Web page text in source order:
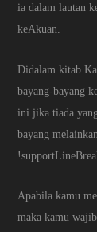
ia dalam lautan
keAkuan.
Didalam kitab
bayang-bayang
ini jika tiada
bayang
Apabila kamu
maka kamu